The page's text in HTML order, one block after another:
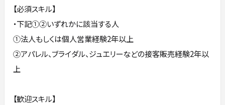
【必須スキル】
・下記①②いずれかに該当する人
①法人もしくは個人営業経験2年以上
②アパレル、ブライダル、ジュエリーなどの接客販売経験2年以
上
【歓迎スキル】